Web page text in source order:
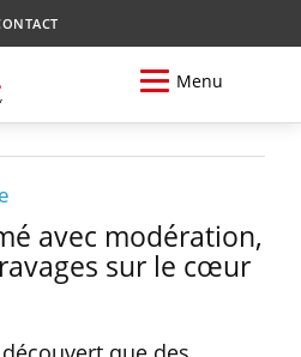
Menu
avec modération,
sur le cœur